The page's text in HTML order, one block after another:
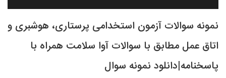
نمونه سوالات آزمون استخدامی پرستاری، هوشبری و
اتاق عمل مطابق با سوالات آوا سلامت همراه با
پاسخنامه|دانلود نمونه سوال